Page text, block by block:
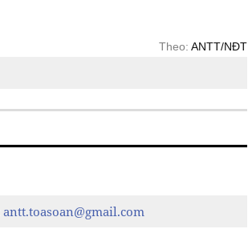
Theo: ANTT/NĐT
antt.toasoan@gmail.com